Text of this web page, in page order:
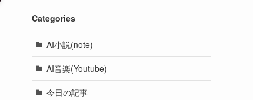
Categories
AI小説(note)
AI音楽(Youtube)
今日の記事